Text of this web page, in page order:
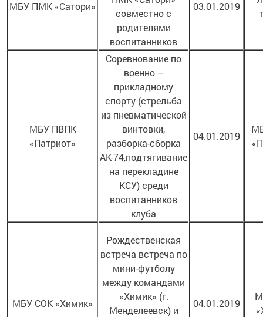
МБУ ПМК «Сатори»
совместно с
родителями
воспитанников
03.01.2019
МБУ ПВПК
«Патриот»
Соревнование по
военно –
прикладному
спорту (стрельба
из пневматической
винтовки,
разборка-сборка
АК-74,подтягивание
на перекладине
КСУ) среди
воспитанников
клуба
04.01.2019
МБУ СОК «Химик»
Рождественская
встреча встреча по
мини-футболу
между командами
«Химик» (г.
Менделеевск) и
04.01.2019